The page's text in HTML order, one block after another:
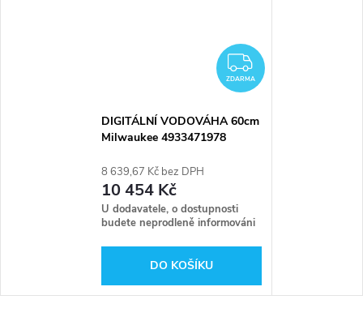
ZDARMA
ZDARMA
DIGITÁLNÍ VODOVÁHA 60cm
Milwaukee 4933471978
8 639,67 Kč bez DPH
10 454 Kč
U dodavatele, o dostupnosti
budete neprodleně informováni
DO KOŠÍKU